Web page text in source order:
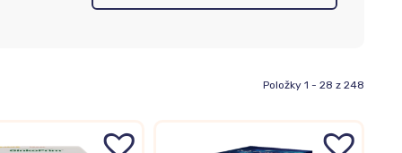
Položky 1 - 28 z 248